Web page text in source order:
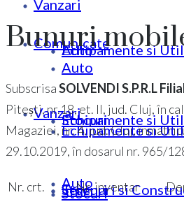
Echipamente si
Stocuri
Terenuri si
Auto
Echipamente si
Stocuri
Vanzari
Auto
Echipamente si
Stocuri
Comunicate
Vanzari
Auto
Bunuri
SubscrisaSOLVENDI S.P.R.L
Pitești, nr.18, et. II, jud. Cluj, în
Magaziei, nr. 4, jud. Cluj,
29.10.2019, în dosarul nr. 965/
Nr. crt. Nr. inventar